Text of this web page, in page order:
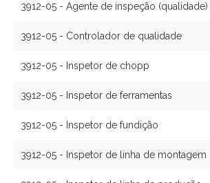
3912-05 - Agente de inspeção (qualidade)
3912-05 - Controlador de qualidade
3912-05 - Inspetor de chopp
3912-05 - Inspetor de ferramentas
3912-05 - Inspetor de fundição
3912-05 - Inspetor de linha de montagem